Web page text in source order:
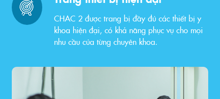
CHAC 2 được trang bị đầy đủ các thiết bị y
khoa hiện đại, có khả năng phục vụ cho mọi
nhu cầu của từng chuyên khoa.